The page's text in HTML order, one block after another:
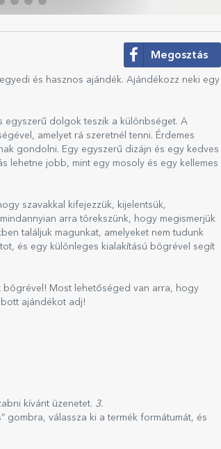
Megosztás
és hasznos ajándék. Ajándékozz neki egy
egyszerű dolgok teszik a különbséget. A
amelyet rá szeretnél tenni. Érdemes
gondolni. Egy egyszerű dizájn és egy kedves
lehetne jobb, mint egy mosoly és egy kellemes
szavakkal kifejezzük, kijelentsük,
arra törekszünk, hogy megismerjük
találjuk magunkat, amelyeket nem tudunk
és egy különleges kialakítású bögrével segít
bögrével! Most lehetőséged van arra, hogy
ajándékot adj!
kívánt üzenetet. 3.
gombra, válassza ki a termék formátumát, és